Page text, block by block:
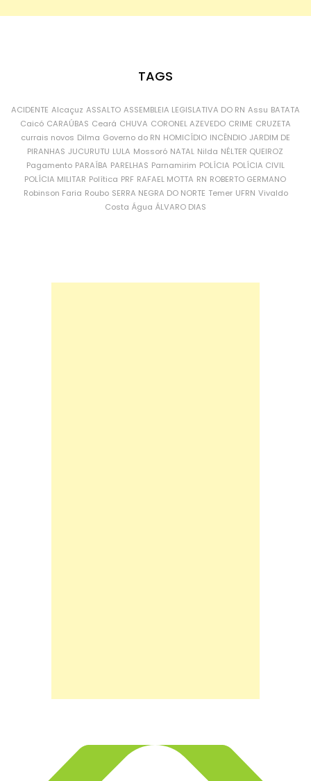
TAGS
ACIDENTE Alcaçuz ASSALTO ASSEMBLEIA LEGISLATIVA DO RN Assu BATATA
Caicó CARAÚBAS Ceará CHUVA CORONEL AZEVEDO CRIME CRUZETA
currais novos Dilma Governo do RN HOMICÍDIO INCÊNDIO JARDIM DE
PIRANHAS JUCURUTU LULA Mossoró NATAL Nilda NÉLTER QUEIROZ
Pagamento PARAÍBA PARELHAS Parnamirim POLÍCIA POLÍCIA CIVIL
POLÍCIA MILITAR Política PRF RAFAEL MOTTA RN ROBERTO GERMANO
Robinson Faria Roubo SERRA NEGRA DO NORTE Temer UFRN Vivaldo
Costa Água ÁLVARO DIAS